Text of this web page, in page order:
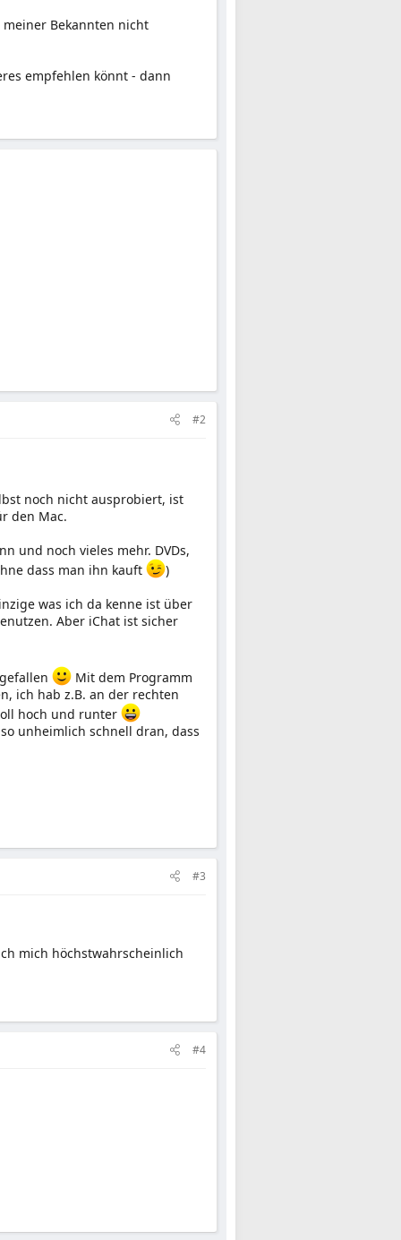
Bekannten nicht
empfehlen könnt - dann
#2
noch nicht ausprobiert, ist
den Mac.
und noch vieles mehr. DVDs,
dass man ihn kauft
)
was ich da kenne ist über
Aber iChat ist sicher
Mit dem Programm
ich hab z.B. an der rechten
hoch und runter
unheimlich schnell dran, dass
#3
mich höchstwahrscheinlich
#4